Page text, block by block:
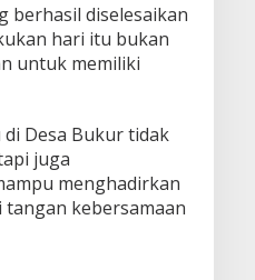
berhasil diselesaikan
hari itu bukan
untuk memiliki
Desa Bukur tidak
juga
menghadirkan
kebersamaan